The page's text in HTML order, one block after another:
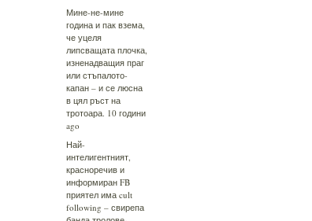
Мине-не-мине
година и пак взема,
че уцеля
липсващата плочка,
изненадващия праг
или стъпалото-
капан – и се люсна
в цял ръст на
тротоара. 10 години
ago
Най-
интелигентният,
красноречив и
информиран FB
приятел има cult
following – свирепа